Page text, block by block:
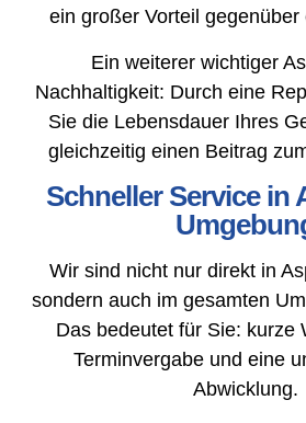
ein großer Vorteil gegenüber
Ein weiterer wichtiger
Nachhaltigkeit: Durch eine
Sie die Lebensdauer Ihres
gleichzeitig einen Beitrag
Schneller Service in
Wir sind nicht nur direkt in
sondern auch im gesamten
Das bedeutet für Sie: kurze
Terminvergabe und eine
Abwicklung.